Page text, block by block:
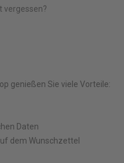
vergessen?
genießen Sie viele Vorteile:
Daten
dem Wunschzettel